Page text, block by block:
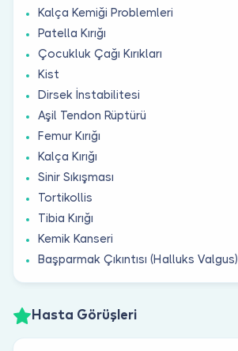
Kalça Kemiği Problemleri
Patella Kırığı
Çocukluk Çağı Kırıkları
Kist
Dirsek İnstabilitesi
Aşil Tendon Rüptürü
Femur Kırığı
Kalça Kırığı
Sinir Sıkışması
Tortikollis
Tibia Kırığı
Kemik Kanseri
Başparmak Çıkıntısı (Halluks Valgus)
Hasta Görüşleri